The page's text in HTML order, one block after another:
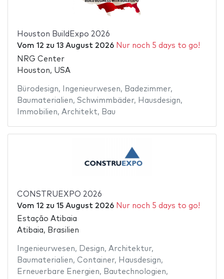
Houston BuildExpo 2026
Vom 12 zu 13 August 2026 Nur noch 5 days to go!
NRG Center
Houston, USA
Bürodesign, Ingenieurwesen, Badezimmer,
Baumaterialien, Schwimmbäder, Hausdesign,
Immobilien, Architekt, Bau
CONSTRUEXPO 2026
Vom 12 zu 15 August 2026 Nur noch 5 days to go!
Estação Atibaia
Atibaia, Brasilien
Ingenieurwesen, Design, Architektur,
Baumaterialien, Container, Hausdesign,
Erneuerbare Energien, Bautechnologien,